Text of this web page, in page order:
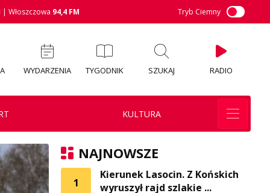
| Włoszczowa 94,4 FM Tryb Ciemny
WYDARZENIA TYGODNIK SZUKAJ RADIO
KULTURA
NAJNOWSZE
1
Kierunek Lasocin. Z Końskich
wyruszył rajd szlakie ...